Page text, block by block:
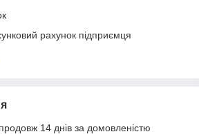
рахунок підприємця
14 днів за домовленістю